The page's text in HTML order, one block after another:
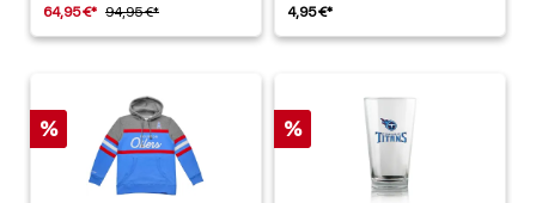
64,95 €* 94,95 €* 4,95 €*
% %